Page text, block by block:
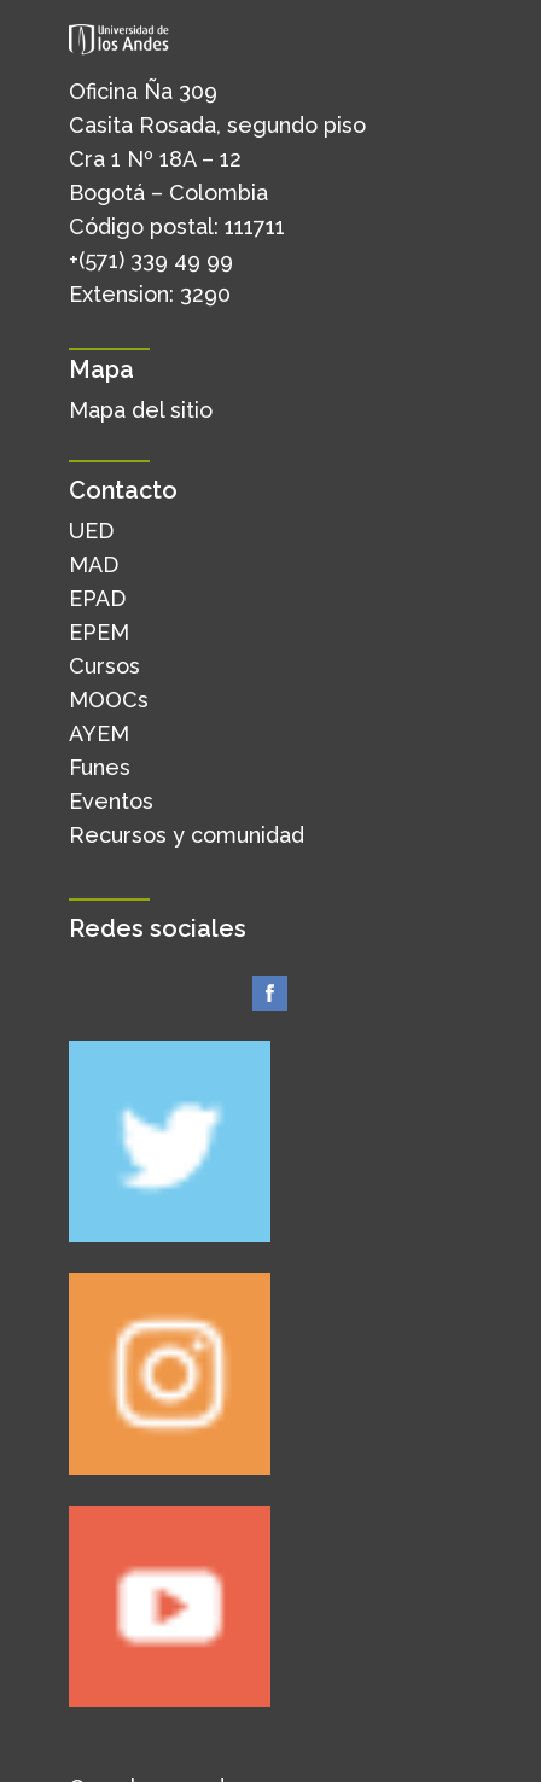
Oficina Ña 309
Casita Rosada, segundo piso
Cra 1 Nº 18A – 12
Bogotá – Colombia
Código postal: 111711
+(571) 339 49 99
Extension: 3290
Mapa
Mapa del sitio
Contacto
UED
MAD
EPAD
EPEM
Cursos
MOOCs
AYEM
Funes
Eventos
Recursos y comunidad
Redes sociales